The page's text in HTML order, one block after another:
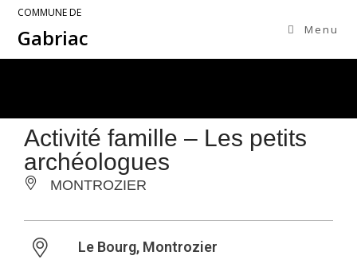
COMMUNE DE
Gabriac Menu
Activité famille – Les petits
archéologues
MONTROZIER
Le Bourg, Montrozier